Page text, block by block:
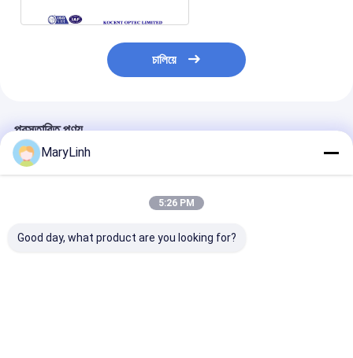
চালিয়ে
প্রস্তাবিত পণ্য
MaryLinh
5:26 PM
Good day, what product are you looking for?